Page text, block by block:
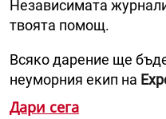
Независимата
твоята помощ.
Всяко дарение ще
неуморния екип на
Дари сега